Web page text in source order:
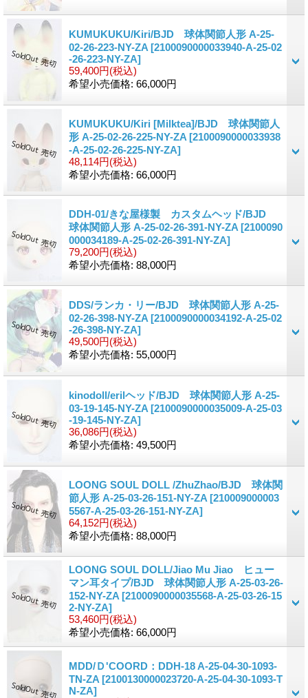
KUMUKUKU/Kiri/BJD 球体関節人形 A-25-
02-26-223-NY-ZA [2100090000033940-A-25-02
-26-223-NY-ZA]
59,400円(税込)
希望小売価格: 66,000円
KUMUKUKU/Kiri [Milktea]/BJD 球体関節人
形 A-25-02-26-225-NY-ZA [2100090000033938
-A-25-02-26-225-NY-ZA]
48,114円(税込)
希望小売価格: 66,000円
DDH-01/きな屋様製 カスタムヘッド/BJD
球体関節人形 A-25-02-26-391-NY-ZA [2100090
000034189-A-25-02-26-391-NY-ZA]
79,200円(税込)
希望小売価格: 88,000円
DDS/ランカ・リー/BJD 球体関節人形 A-25-
02-26-398-NY-ZA [2100090000034192-A-25-02
-26-398-NY-ZA]
49,500円(税込)
希望小売価格: 55,000円
kinodoll/erilヘッド/BJD 球体関節人形 A-25-
03-19-145-NY-ZA [2100090000035009-A-25-03
-19-145-NY-ZA]
36,086円(税込)
希望小売価格: 49,500円
LOONG SOUL DOLL /ZhuZhao/BJD 球体関
節人形 A-25-03-26-151-NY-ZA [210009000003
5567-A-25-03-26-151-NY-ZA]
64,152円(税込)
希望小売価格: 88,000円
LOONG SOUL DOLL/Jiao Mu Jiao ヒュー
マン耳タイプ/BJD 球体関節人形 A-25-03-26-
152-NY-ZA [2100090000035568-A-25-03-26-15
2-NY-ZA]
53,460円(税込)
希望小売価格: 66,000円
MDD/Ｄ'COORD：DDH-18 A-25-04-30-1093-
TN-ZA [2100130000023720-A-25-04-30-1093-T
N-ZA]